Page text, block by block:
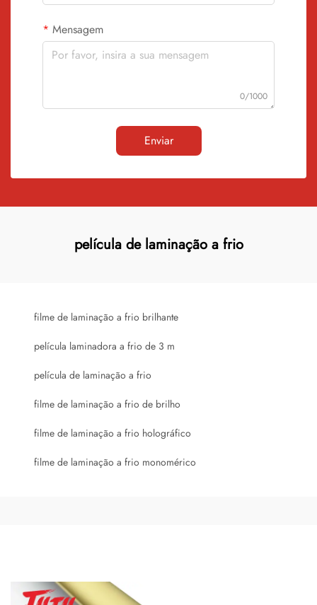
Mensagem
0/1000
Enviar
película de laminação a frio
filme de laminação a frio brilhante
película laminadora a frio de 3 m
película de laminação a frio
filme de laminação a frio de brilho
filme de laminação a frio holográfico
filme de laminação a frio monomérico